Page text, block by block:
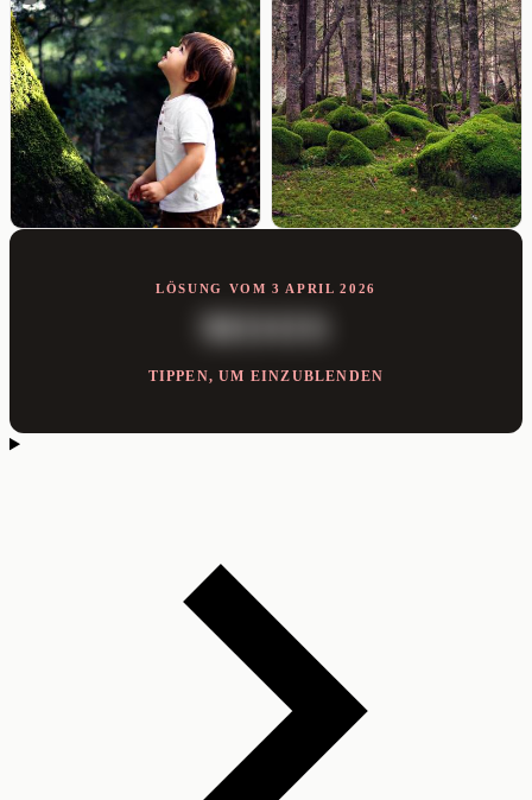
LÖSUNG VOM 3 APRIL 2026
MOOS
TIPPEN, UM EINZUBLENDEN